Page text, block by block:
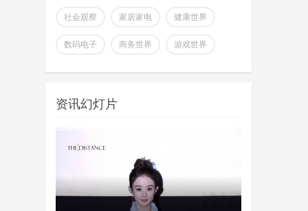
社会观察 家居家电 健康世界
数码电子 商务世界 游戏世界
资讯幻灯片
全球首个可变形个人机器人，
上纬新材今日官宣，全球首个可
登场。据介绍，上纬新
这个月会有多款国产重量级大模
型发布，除了DeepSeek V4正式版之
外，最受关注的当属月